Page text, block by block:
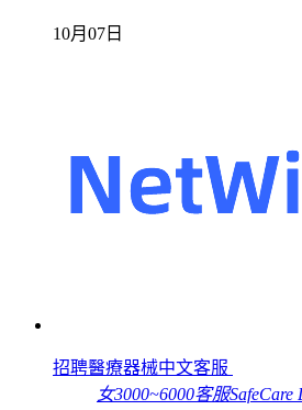
10月07日
招聘醫療器械中文客服
女3000~6000客服SafeCare